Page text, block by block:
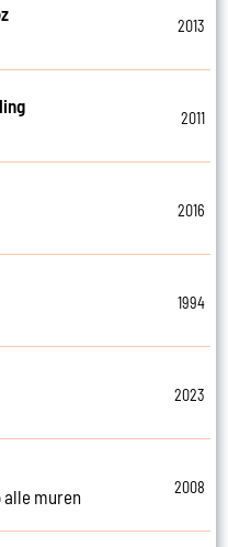
2013
2011
2016
1994
2023
alle muren
2008